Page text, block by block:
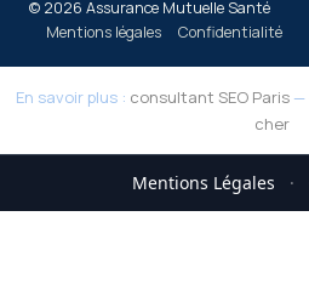
© 2026 Assurance Mutuelle Santé
Mentions légales
Confidentialité
En savoir plus : consultant SEO Paris —
cher
Mentions Légales ·